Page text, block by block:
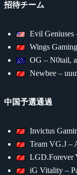
招待チーム
Evil Geniuses
Wings
OG – N0tail,
Newbee –
中国予選通過
Invictus
Team VG.J –
LGD.Forever
iG Vitality –